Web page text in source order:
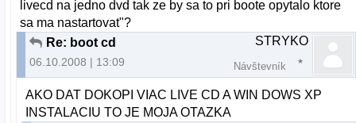
livecd na jedno dvd tak ze by sa to pri boote opytalo ktore
sa ma nastartovat"?
Re: boot cd
06.10.2008 | 13:09
STRYKO
Návštevník
AKO DAT DOKOPI VIAC LIVE CD A WIN DOWS XP
INSTALACIU TO JE MOJA OTAZKA